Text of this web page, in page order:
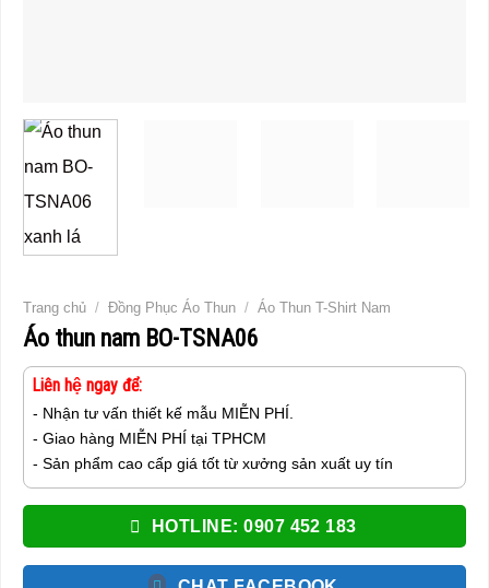
Trang chủ / Đồng Phục Áo Thun / Áo Thun T-Shirt Nam
Áo thun nam BO-TSNA06
Liên hệ ngay để:
- Nhận tư vấn thiết kế mẫu MIỄN PHÍ.
- Giao hàng MIỄN PHÍ tại TPHCM
- Sản phẩm cao cấp giá tốt từ xưởng sản xuất uy tín
HOTLINE: 0907 452 183